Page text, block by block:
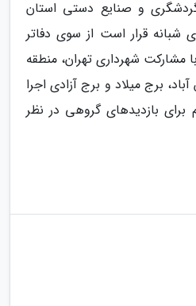
و صنایع دستی استان
قرار است از سوی دفاتر
مشارکت شهرداری تهران، منطقه
برج میلاد و برج آزادی اجرا
بازدیدهای گروهی در نظر